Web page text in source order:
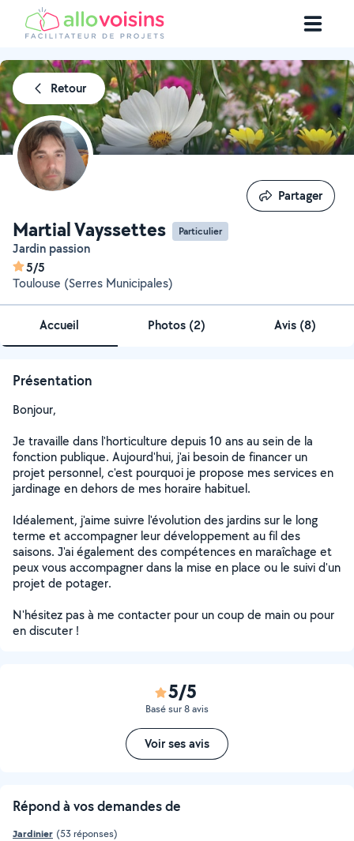
Retour
Martial Vayssettes Particulier
Jardin passion
5/5
Toulouse (Serres Municipales)
Partager
Partager
Accueil Photos (2) Avis (8)
Présentation
Bonjour,
Je travaille dans l'horticulture depuis 10 ans au sein de la
fonction publique. Aujourd'hui, j'ai besoin de financer un
projet personnel, c'est pourquoi je propose mes services en
jardinage en dehors de mes horaire habituel.
Idéalement, j'aime suivre l'évolution des jardins sur le long
terme et accompagner leur développement au fil des
saisons. J'ai également des compétences en maraîchage et
peux vous accompagner dans la mise en place ou le suivi d'un
projet de potager.
N'hésitez pas à me contacter pour un coup de main ou pour
en discuter !
5/5
Basé sur 8 avis
Voir ses avis
Répond à vos demandes de
Jardinier (53 réponses)